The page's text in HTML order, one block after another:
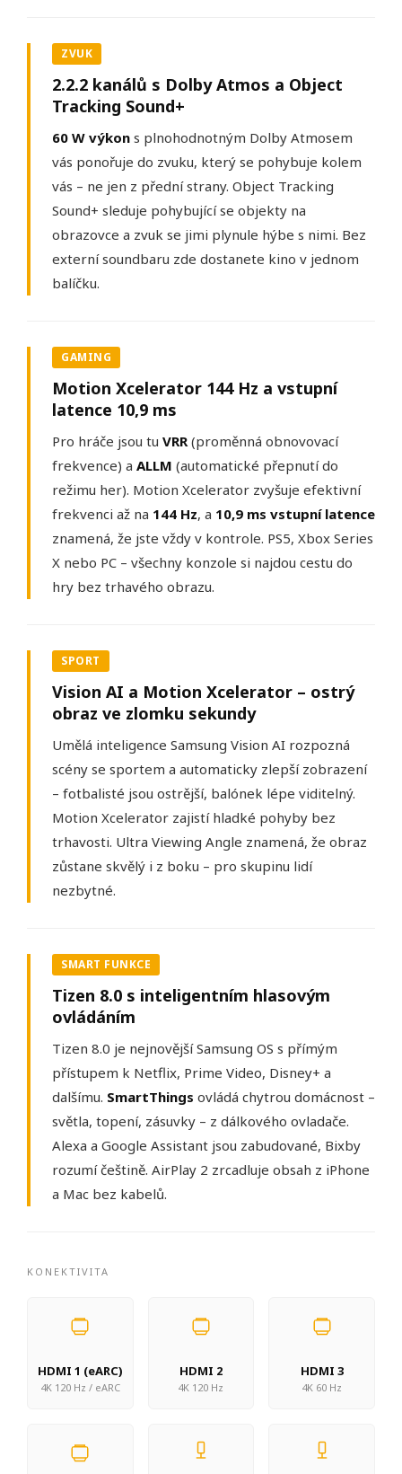
ZVUK
2.2.2 kanálů s Dolby Atmos a Object
Tracking Sound+
60 W výkon s plnohodnotným Dolby Atmosem
vás ponořuje do zvuku, který se pohybuje kolem
vás – ne jen z přední strany. Object Tracking
Sound+ sleduje pohybující se objekty na
obrazovce a zvuk se jimi plynule hýbe s nimi. Bez
externí soundbaru zde dostanete kino v jednom
balíčku.
GAMING
Motion Xcelerator 144 Hz a vstupní
latence 10,9 ms
Pro hráče jsou tu VRR(proměnná obnovovací
frekvence) a ALLM (automatické přepnutí do
režimu her). Motion Xcelerator zvyšuje efektivní
frekvenci až na 144 Hz, a 10,9 ms vstupní latence
znamená, že jste vždy v kontrole. PS5, Xbox Series
X nebo PC – všechny konzole si najdou cestu do
hry bez trhavého obrazu.
SPORT
Vision AI a Motion Xcelerator – ostrý
obraz ve zlomku sekundy
Umělá inteligence Samsung Vision AI rozpozná
scény se sportem a automaticky zlepší zobrazení
– fotbalisté jsou ostrější, balónek lépe viditelný.
Motion Xcelerator zajistí hladké pohyby bez
trhavosti. Ultra Viewing Angle znamená, že obraz
zůstane skvělý i z boku – pro skupinu lidí
nezbytné.
SMART FUNKCE
Tizen 8.0 s inteligentním hlasovým
ovládáním
Tizen 8.0 je nejnovější Samsung OS s přímým
přístupem k Netflix, Prime Video, Disney+ a
dalšímu. SmartThings ovládá chytrou domácnost –
světla, topení, zásuvky – z dálkového ovladače.
Alexa a Google Assistant jsou zabudované, Bixby
rozumí češtině. AirPlay 2 zrcadluje obsah z iPhone
a Mac bez kabelů.
KONEKTIVITA
HDMI 1 (eARC)
4K 120 Hz / eARC
HDMI 2
4K 120 Hz
HDMI 3
4K 60 Hz